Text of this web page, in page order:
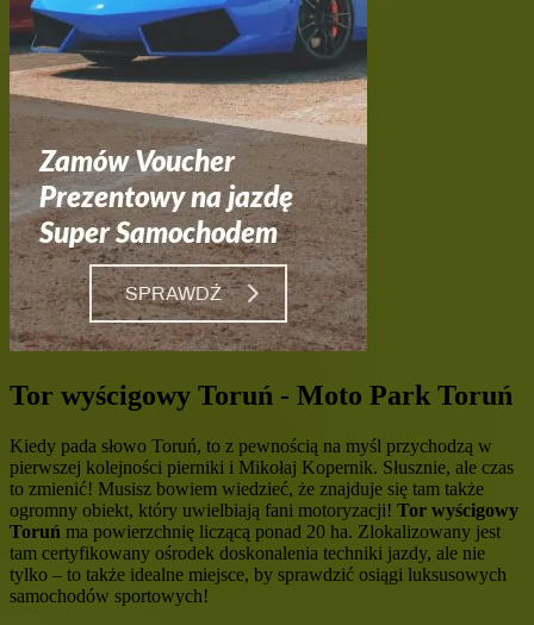
Tor wyścigowy Toruń - Moto Park Toruń
Kiedy pada słowo Toruń, to z pewnością na myśl przychodzą w
pierwszej kolejności pierniki i Mikołaj Kopernik. Słusznie, ale czas
to zmienić! Musisz bowiem wiedzieć, że znajduje się tam także
ogromny obiekt, który uwielbiają fani motoryzacji! Tor wyścigowy
Toruń ma powierzchnię liczącą ponad 20 ha. Zlokalizowany jest
tam certyfikowany ośrodek doskonalenia techniki jazdy, ale nie
tylko – to także idealne miejsce, by sprawdzić osiągi luksusowych
samochodów sportowych!